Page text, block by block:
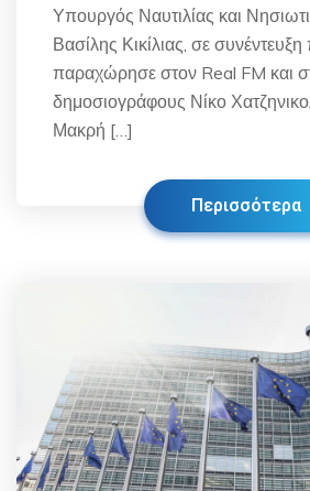
Υπουργός Ναυτιλίας και
Βασίλης Κικίλιας, σε
παραχώρησε στον Real FM και
δημοσιογράφους Νίκο
Μακρή […]
Περισσότερα